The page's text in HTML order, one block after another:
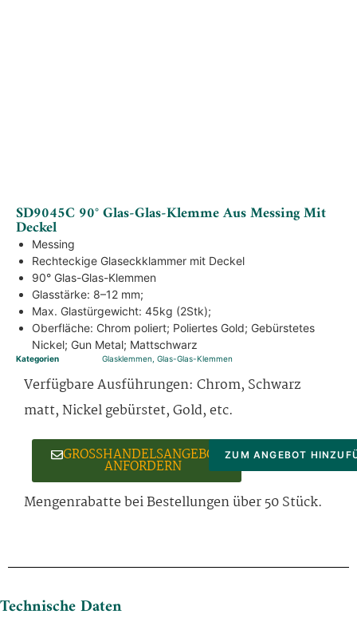
SD9045C 90° Glas-Glas-Klemme Aus Messing Mit
Deckel
Messing
Rechteckige Glaseckklammer mit Deckel
90° Glas-Glas-Klemmen
Glasstärke: 8–12 mm;
Max. Glastürgewicht: 45kg (2Stk);
Oberfläche: Chrom poliert; Poliertes Gold; Gebürstetes
Nickel; Gun Metal; Mattschwarz
Kategorien Glasklemmen Glas-Glas-Klemmen
Verfügbare Ausführungen: Chrom, Schwarz
matt, Nickel gebürstet, Gold, etc.
GROSSHANDELSANGEBOT
ANFORDERN
ZUM ANGEBOT
Mengenrabatte bei Bestellungen über 50 Stück.
Technische Daten